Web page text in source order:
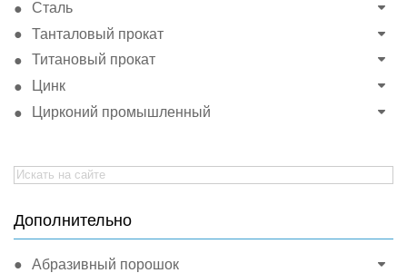
Сталь
Танталовый прокат
Титановый прокат
Цинк
Цирконий промышленный
Search
for:
Дополнительно
Абразивный порошок